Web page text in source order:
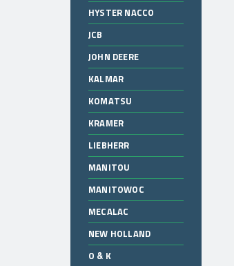
HYSTER NACCO
JCB
JOHN DEERE
KALMAR
KOMATSU
KRAMER
LIEBHERR
MANITOU
MANITOWOC
MECALAC
NEW HOLLAND
O & K